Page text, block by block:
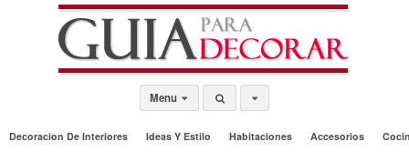
Menu
Decoracion De Interiores Ideas Y Estilo Habitaciones Accesorios